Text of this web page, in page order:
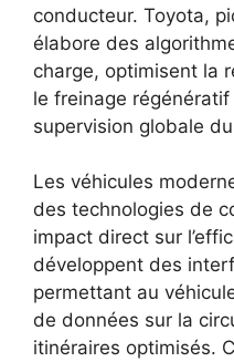
conducteur. Toyota,
élabore des
charge, optimisent la
le freinage
supervision globale
Les véhicules
des technologies de
impact direct sur
développent des
permettant au
de données sur la
itinéraires optimisés.